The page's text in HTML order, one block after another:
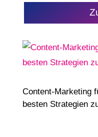
Content-Marketing
besten Strategien